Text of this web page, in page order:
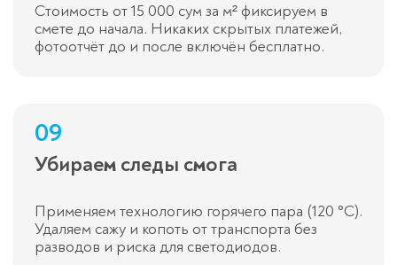
Стоимость от 15 000 сум за м² фиксируем в
смете до начала. Никаких скрытых платежей,
фотоотчёт до и после включён бесплатно.
09
Убираем следы смога
Применяем технологию горячего пара (120 °C).
Удаляем сажу и копоть от транспорта без
разводов и риска для светодиодов.